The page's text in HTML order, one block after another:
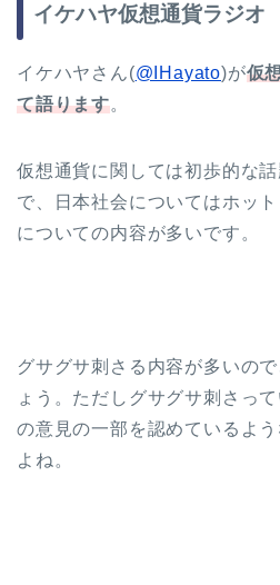
イケハヤ仮想通貨ラジオ
イケハヤさん(@IHayato)が仮
て語ります。
仮想通貨に関しては初歩的な
で、日本社会についてはホッ
についての内容が多いです。
グサグサ刺さる内容が多いの
ょう。ただしグサグサ刺さっ
の意見の一部を認めているよ
よね。